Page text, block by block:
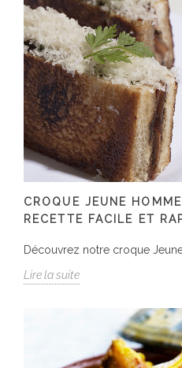
CROQUE JEUNE
RECETTE FACILE ET
Découvrez notre croque
Lire la suite